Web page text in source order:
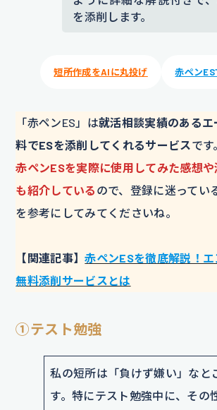
を添削します。
短所作成をAIに丸投げ 赤ペンES
「赤ペンES」は就活相談実績のある
料でESを添削してくれるサービス で
赤ペンESを実際に使用してみた感想
も紹介している ので、登録に迷ってい
を参考にしてみてくださいね。
【関連記事】赤ペンESを徹底解説！
無料添削サービスとは
①テスト勉強
私の短所は「負けず嫌い」なと
す。特にテスト勉強中に、その